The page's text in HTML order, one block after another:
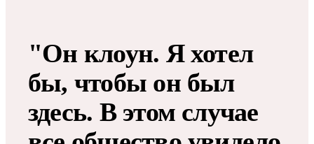
"Он клоун. Я хотел
бы, чтобы он был
здесь. В этом случае